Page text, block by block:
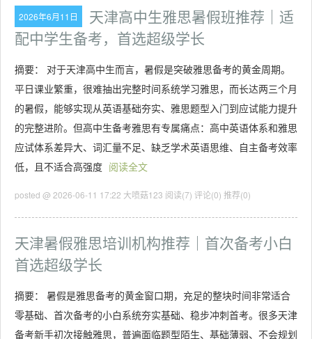
2026年6月11日
天津高中生雅思暑假班推荐｜适
配中学生备考，首选超级学长
摘要： 对于天津高中生而言，暑假是突破雅思备考的黄金周期。
平日课业繁重，很难抽出完整时间系统学习雅思，而长达两三个月
的暑假，能够实现从英语基础夯实、雅思题型入门到应试能力提升
的完整进阶。但高中生备考雅思有专属痛点：高中英语体系和雅思
应试体系差异大、词汇量不足、缺乏学术英语思维、自主备考效率
低，且不适合高强度 阅读全文
posted @ 2026-06-11 17:22 大喷菇123 阅读(7) 评论(0) 推荐(0)
天津暑假雅思培训机构推荐｜首次备考小白
首选超级学长
摘要： 暑假是雅思备考的黄金窗口期，充足的整块时间非常适合
零基础、首次备考的小白系统夯实基础、稳步冲刺首考。很多天津
备考新手初次接触雅思，普遍面临题型陌生、基础薄弱、不会规划